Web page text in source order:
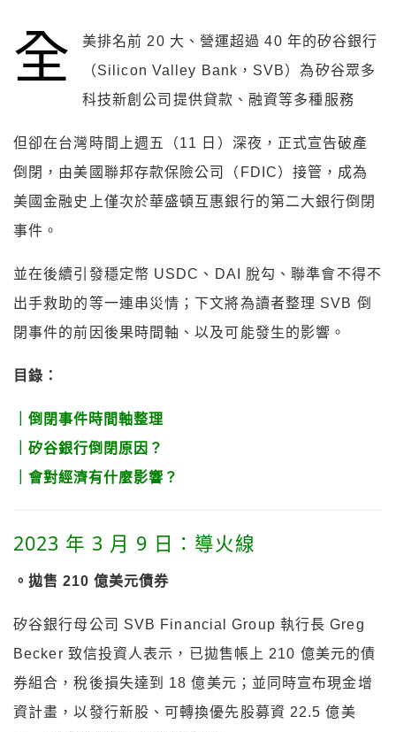
全
美排名前 20 大、營運超過 40 年的矽谷銀行
（Silicon Valley Bank ，SVB）為矽谷眾多
科技新創公司提供貸款、融資等多種服務
但卻在台灣時間上週五（11 日）深夜，正式宣告破產
倒閉，由美國聯邦存款保險公司（FDIC）接管，成為
美國金融史上僅次於華盛頓互惠銀行的第二大銀行倒閉
事件。
並在後續引發穩定幣 USDC、DAI 脫勾、聯準會不得不
出手救助的等一連串災情；下文將為讀者整理 SVB 倒
閉事件的前因後果時間軸、以及可能發生的影響。
目錄：
｜倒閉事件時間軸整理
｜矽谷銀行倒閉原因？
｜會對經濟有什麼影響？
2023 年 3 月 9 日：導火線
。拋售 210 億美元債券
矽谷銀行母公司 SVB Financial Group 執行長 Greg
Becker 致信投資人表示，已拋售帳上 210 億美元的債
券組合，稅後損失達到 18 億美元；並同時宣布現金增
資計畫，以發行新股、可轉換優先股募資 22.5 億美